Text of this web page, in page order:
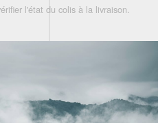
l'état du colis à la livraison.